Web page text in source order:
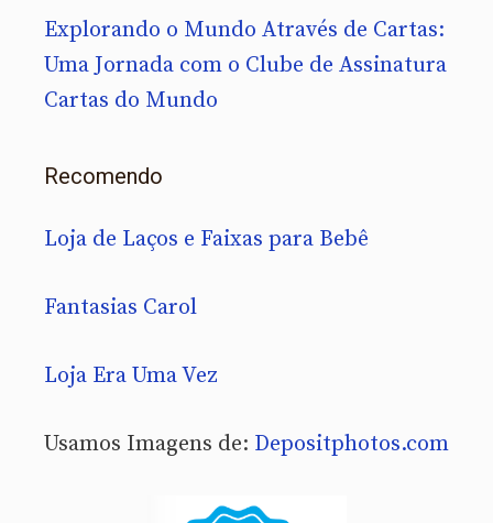
Explorando o Mundo Através de Cartas:
Uma Jornada com o Clube de Assinatura
Cartas do Mundo
Recomendo
Loja de Laços e Faixas para Bebê
Fantasias Carol
Loja Era Uma Vez
Usamos Imagens de: Depositphotos.com